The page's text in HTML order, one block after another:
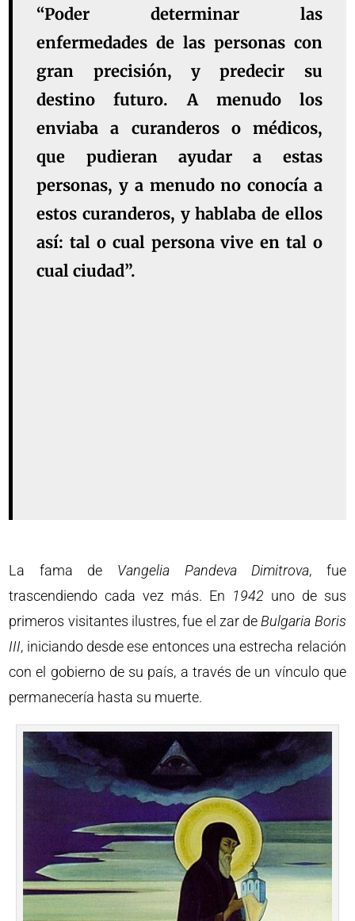
“Poder determinar las
enfermedades de las personas con
gran precisión, y predecir su
destino futuro. A menudo los
enviaba a curanderos o médicos,
que pudieran ayudar a estas
personas, y a menudo no conocía a
estos curanderos, y hablaba de ellos
así: tal o cual persona vive en tal o
cual ciudad”.
La fama de Vangelia Pandeva Dimitrova, fue
trascendiendo cada vez más. En 1942 uno de sus
primeros visitantes ilustres, fue el zar de Bulgaria Boris
III, iniciando desde ese entonces una estrecha relación
con el gobierno de su país, a través de un vínculo que
permanecería hasta su muerte.